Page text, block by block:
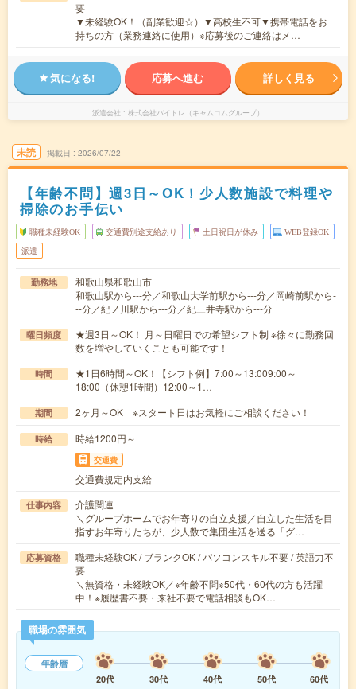
要
▼未経験OK！（副業歓迎☆）▼高校生不可▼携帯電話をお
持ちの方（業務連絡に使用）※応募後のご連絡はメ…
気になる! 応募へ進む 詳しく見る
派遣会社 株式会社バイトレ（キャムコムグループ）
未読 掲載日 2026/07/22
【年齢不問】週3日～OK！少人数施設で料理や
掃除のお手伝い
職種未経験OK 交通費別途支給あり 土日祝日が休み WEB登録OK
派遣
勤務地
和歌山県和歌山市
和歌山駅から---分／和歌山大学前駅から---分／岡崎前駅から-
--分／紀ノ川駅から---分／紀三井寺駅から---分
曜日頻度
★週3日～OK！ 月～日曜日での希望シフト制 ※徐々に勤務回
数を増やしていくことも可能です！
時間
★1日6時間～OK！【シフト例】7:00～13:009:00～
18:00（休憩1時間）12:00～1…
期間 2ヶ月～OK ※スタート日はお気軽にご相談ください！
時給 時給1200円～
交通費
交通費規定内支給
仕事内容
介護関連
＼グループホームでお年寄りの自立支援／自立した生活を目
指すお年寄りたちが、少人数で集団生活を送る「グ…
応募資格
職種未経験OK / ブランクOK / パソコンスキル不要 / 英語力不
要
＼無資格・未経験OK／※年齢不問※50代・60代の方も活躍
中！※履歴書不要・来社不要で電話相談もOK…
職場の雰囲気
年齢層
20代
30代 40代 50代
60代